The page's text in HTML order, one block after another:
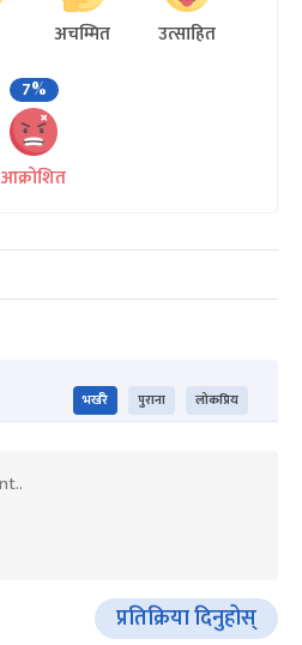
अचम्मित
उत्साहित
7%
आक्रोशित
भर्खरै पुराना लोकप्रिय
प्रतिक्रिया दिनुहोस्